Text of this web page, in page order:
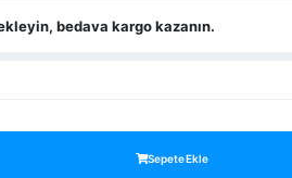
bedava kargo kazanın.
Sepete Ekle